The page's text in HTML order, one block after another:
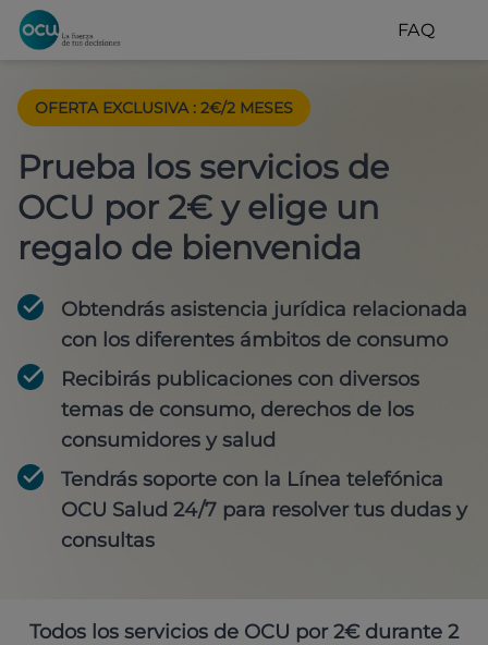
FAQ
OFERTA EXCLUSIVA : 2€/2 MESES
Prueba los servicios de
OCU por 2€ y elige un
regalo de bienvenida
Obtendrás asistencia jurídica relacionada
con los diferentes ámbitos de consumo
Recibirás publicaciones con diversos
temas de consumo, derechos de los
consumidores y salud
Tendrás soporte con la Línea telefónica
OCU Salud 24/7 para resolver tus dudas y
consultas
Todos los servicios de OCU por 2€ durante 2